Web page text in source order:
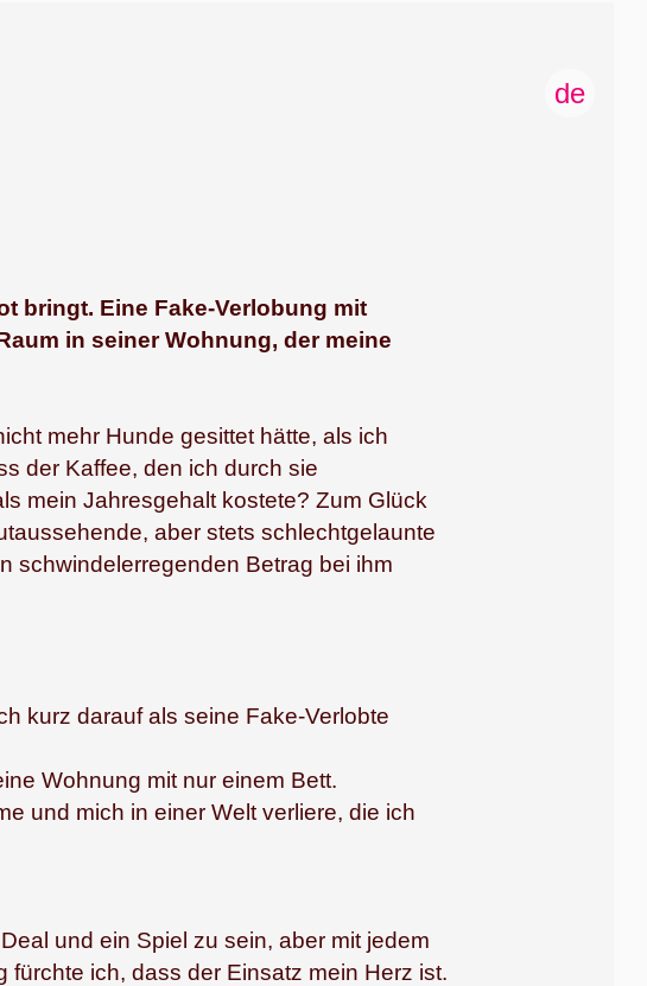
bringt. Eine Fake-Verlobung mit
in seiner Wohnung, der meine
mehr Hunde gesittet hätte, als ich
der Kaffee, den ich durch sie
mein Jahresgehalt kostete? Zum Glück
aber stets schlechtgelaunte
schwindelerregenden Betrag bei ihm
kurz darauf als seine Fake-Verlobte
Wohnung mit nur einem Bett.
und mich in einer Welt verliere, die ich
und ein Spiel zu sein, aber mit jedem
ich, dass der Einsatz mein Herz ist.
de